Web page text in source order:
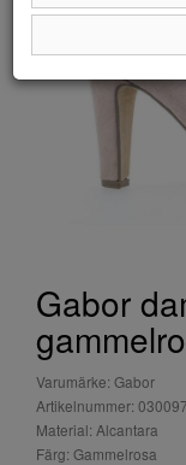
Gabor
Varumärke: Gabor
Artikelnummer: 030097
Material: Alcantara
Färg: Gammelrosa